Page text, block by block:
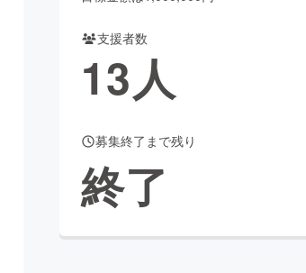
ビューティー・ヘルスケア
Creation
支援者数
13人
募集終了まで残り
終了